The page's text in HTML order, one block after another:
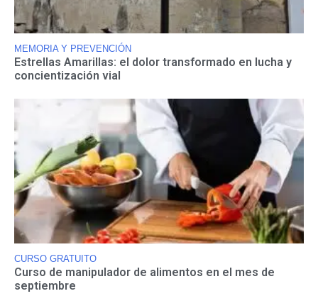
MEMORIA Y PREVENCIÓN
Estrellas Amarillas: el dolor transformado en lucha y
concientización vial
CURSO GRATUITO
Curso de manipulador de alimentos en el mes de
septiembre